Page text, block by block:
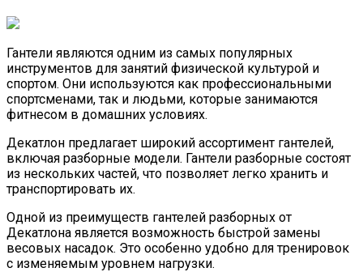
Гантели являются одним из самых популярных
инструментов для занятий физической культурой и
спортом. Они используются как профессиональными
спортсменами, так и людьми, которые занимаются
фитнесом в домашних условиях.
Декатлон предлагает широкий ассортимент гантелей,
включая разборные модели. Гантели разборные состоят
из нескольких частей, что позволяет легко хранить и
транспортировать их.
Одной из преимуществ гантелей разборных от
Декатлона является возможность быстрой замены
весовых насадок. Это особенно удобно для тренировок
с изменяемым уровнем нагрузки.